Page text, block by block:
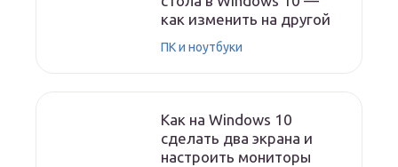
как изменить на другой
ПК и ноутбуки
Как на Windows 10
сделать два экрана и
настроить мониторы